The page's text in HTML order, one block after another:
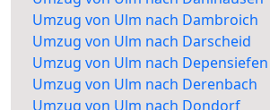
Umzug von Ulm nach Dambroich
Umzug von Ulm nach Darscheid
Umzug von Ulm nach Depensiefen
Umzug von Ulm nach Derenbach
Umzug von Ulm nach Dondorf